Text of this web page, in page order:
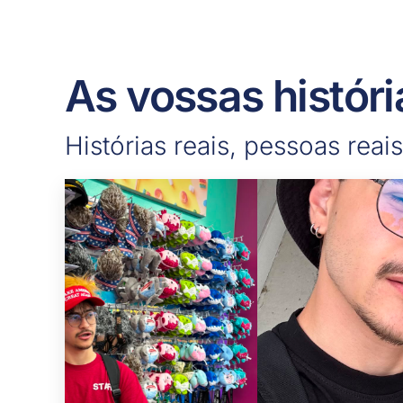
As vossas
Histórias reais, pessoas reais